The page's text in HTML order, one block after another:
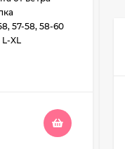
57-58, 58-60
L-XL